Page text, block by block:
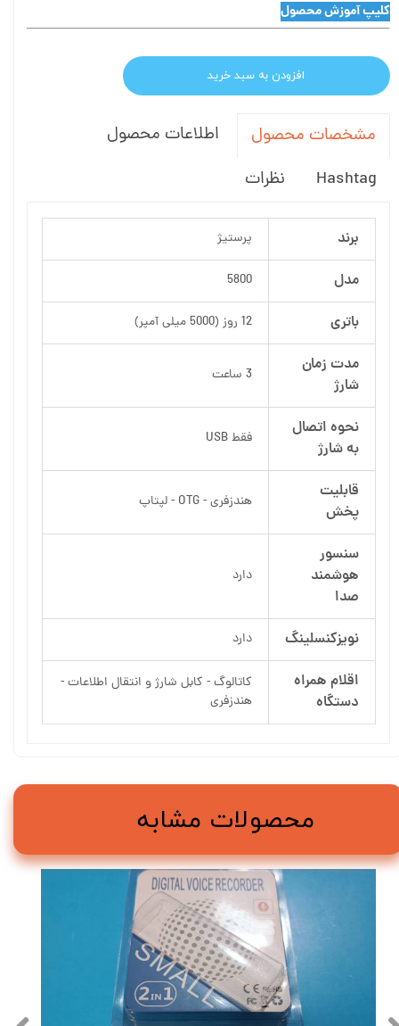
کلیپ آموزش محصول
افزودن به سبد خرید
مشخصات محصول
اطلاعات محصول
Hashtag
نظرات
برند پرستیژ
مدل 5800
باتری 12 روز (5000 میلی آمپر)
مدت زمان
شارژ
3 ساعت
نحوه اتصال
به شارژ
فقط USB
قابلیت
پخش
هندزفری - OTG - لپتاپ
سنسور
هوشمند
صدا
دارد
نویزکنسلینگ دارد
اقلام همراه
دستگاه
کاتالوگ - کابل شارژ و انتقال اطلاعات -
هندزفری
محصولات مشابه